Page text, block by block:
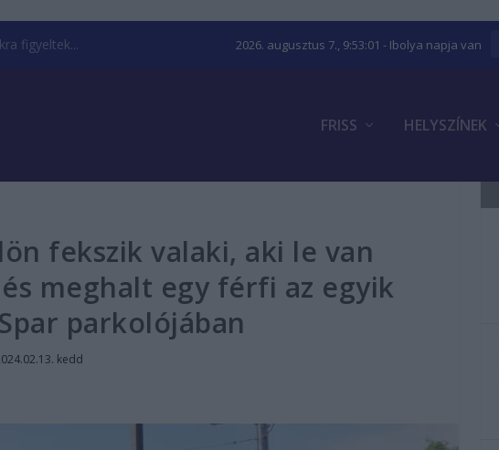
figyeltek... 2026. augusztus 7., 9:53:02 - Ibolya napja van
FRISS HELYSZÍNEK
fekszik valaki, aki le van
meghalt egy férfi az egyik
parkolójában
kedd